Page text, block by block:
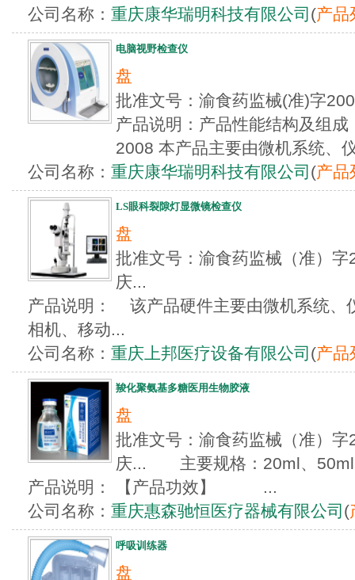
公司名称： 重庆康华瑞明科技有限公司 (产品
电脑视野检查仪
盘
批准文号：渝食药监械(准)字
产品说明：产品性能结构及组
2008 本产品主要由微机系统、
公司名称： 重庆康华瑞明科技有限公司 (产品
LS眼科裂隙灯显微镜检查仪
盘
批准文号：渝食药监械（准）
庆...
产品说明： 该产品硬件主要由微机系统、
相机、移动...
公司名称： 重庆上邦医疗设备有限公司 (产品
羧化聚氨基多糖医用生物胶液
盘
批准文号：渝食药监械（准）
庆... 主要规格：20ml、50ml
产品说明： 【产品功效】 ...
公司名称： 重庆惠森驰恒医疗器械有限公司 (
呼吸训练器
盘